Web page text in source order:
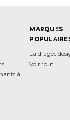
à
MARQUES
La dragée
Voir tout